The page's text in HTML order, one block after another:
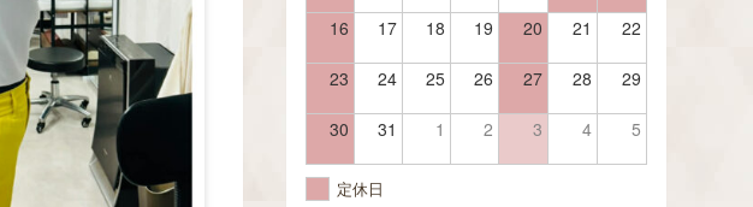
16 17 18 19 20 21 22
23 24 25 26 27 28 29
30 31 1 2 3 4 5
定休日